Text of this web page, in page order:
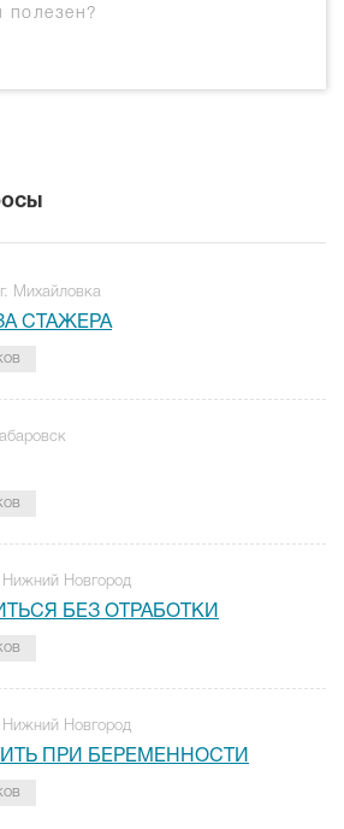
полезен?
г. Михайловка
СТАЖЕРА
Нижний Новгород
БЕЗ ОТРАБОТКИ
Нижний Новгород
ПРИ БЕРЕМЕННОСТИ